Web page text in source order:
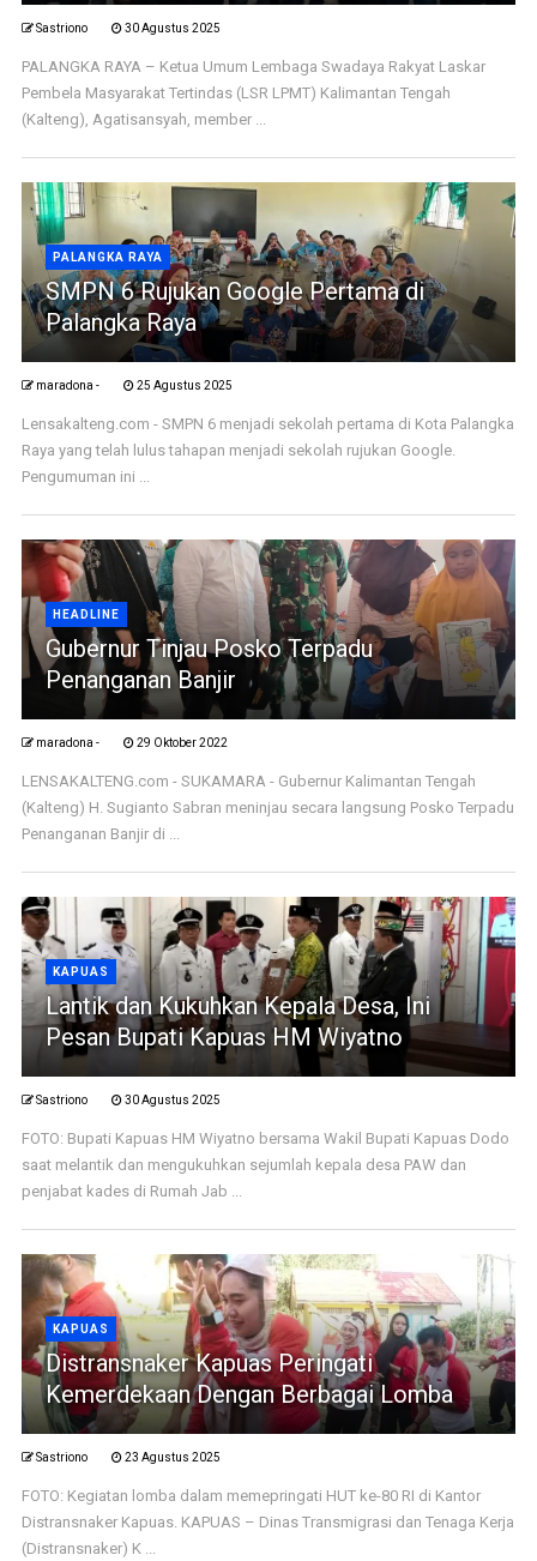
Sastriono 30 Agustus 2025
PALANGKA RAYA – Ketua Umum Lembaga Swadaya Rakyat Laskar
Pembela Masyarakat Tertindas (LSR LPMT) Kalimantan Tengah
(Kalteng), Agatisansyah, member ...
PALANGKA RAYA
SMPN 6 Rujukan Google Pertama di
Palangka Raya
maradona - 25 Agustus 2025
Lensakalteng.com - SMPN 6 menjadi sekolah pertama di Kota Palangka
Raya yang telah lulus tahapan menjadi sekolah rujukan Google.
Pengumuman ini ...
HEADLINE
Gubernur Tinjau Posko Terpadu
Penanganan Banjir
maradona - 29 Oktober 2022
LENSAKALTENG.com - SUKAMARA - Gubernur Kalimantan Tengah
(Kalteng) H. Sugianto Sabran meninjau secara langsung Posko Terpadu
Penanganan Banjir di ...
KAPUAS
Lantik dan Kukuhkan Kepala Desa, Ini
Pesan Bupati Kapuas HM Wiyatno
Sastriono 30 Agustus 2025
FOTO: Bupati Kapuas HM Wiyatno bersama Wakil Bupati Kapuas Dodo
saat melantik dan mengukuhkan sejumlah kepala desa PAW dan
penjabat kades di Rumah Jab ...
KAPUAS
Distransnaker Kapuas Peringati
Kemerdekaan Dengan Berbagai Lomba
Sastriono 23 Agustus 2025
FOTO: Kegiatan lomba dalam memepringati HUT ke-80 RI di Kantor
Distransnaker Kapuas. KAPUAS – Dinas Transmigrasi dan Tenaga Kerja
(Distransnaker) K ...